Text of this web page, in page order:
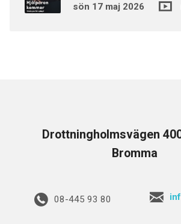
sön 17 maj 2026
Drottningholmsvägen
Bromma
08-445 93 80